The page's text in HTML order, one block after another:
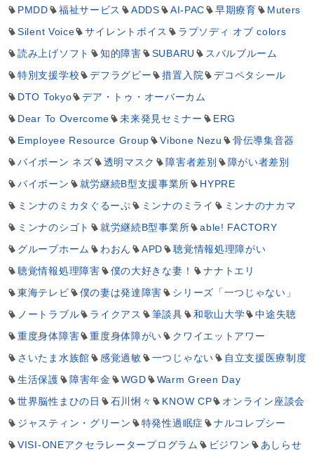
PMDD
福祉サービス ADDS AI-PAC 早期療育
Muters
Silent Voice
サイレントボイス
ラプソディ オブ colors
読み上げソフト
知的障害 SUBARU
スバルブルーム
特別支援学校
デフラグビー 措置入院
デコペタシール
DTO Tokyo
デア・トゥ・オーバーカム
Dear To Overcome
未来発見セミナー
ERG
Employee Resource Group
Vibone Nezu
骨伝導集音器
バイボーン ネズ
透明マスク 障害者差別
障がい者差別
バイボーン
就労継続B型支援事業所
HYPRE
ミンナのミカタぐるーぷ
ミンナのミライ
ミンナのナカマ
ミンナのシゴト
就労継続B型事業所
able! FACTORY
グループホーム
わおん APD
聴覚情報処理障がい
聴覚情報処理障害
僕の大好きな妻！
ナナトエリ
東海テレビ
僕の妻は発達障害
シリーズ「一つじゃない」
ノートラブル
ライクアス 筆談具 和歌山大学
中途失聴
重度身体障害
重度身体障がい
クワイエットアワー
さいたま水族館
感覚過敏 一つじゃない
自立支援医療制度
生活保護
障害年金 WGD
Warm Green Day
世界脳性まひの日
石川悧々 KNOW CP
オンライン座談会
ジャスティン・グリーン
特発性過眠症
ナルコレプシー
VISI-ONEアクセラレータープログラム
ビジワン
あしらせ